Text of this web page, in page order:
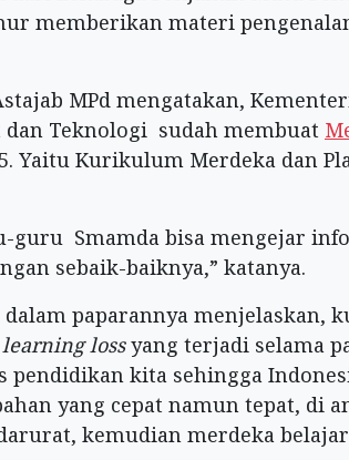
memberikan materi
MPd mengatakan,
dan Teknologi sudah membuat
Yaitu Kurikulum Merdeka dan
guru Smamda bisa mengejar
sebaik-baiknya,” katanya.
dalam paparannya menjelaskan,
learning lossyang terjadi selama
pendidikan kita sehingga
yang cepat namun tepat, di
kemudian merdeka